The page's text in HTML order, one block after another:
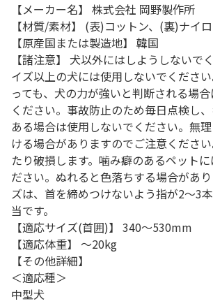
【メーカー名】 株式会社 岡野製作所
【材質/素材】 (表)コットン、(裏)ナイ
【原産国または製造地】 韓国
【諸注意】 犬以外にはしようしないで
イズ以上の犬には使用しないでくださ
っても、犬の力が強いと判断される場
ください。事故防止のため毎日点検し
ある場合は使用しないでください。無
ける場合がありますのでご注意くださ
たり破損します。噛み癖のあるペット
ださい。ぬれると色落ちする場合があ
ズは、首を締めつけないよう指が2～3
当です。
【適応サイズ(首囲)】 340～530mm
【適応体重】 ～20kg
【その他詳細】
＜適応種＞
中型犬